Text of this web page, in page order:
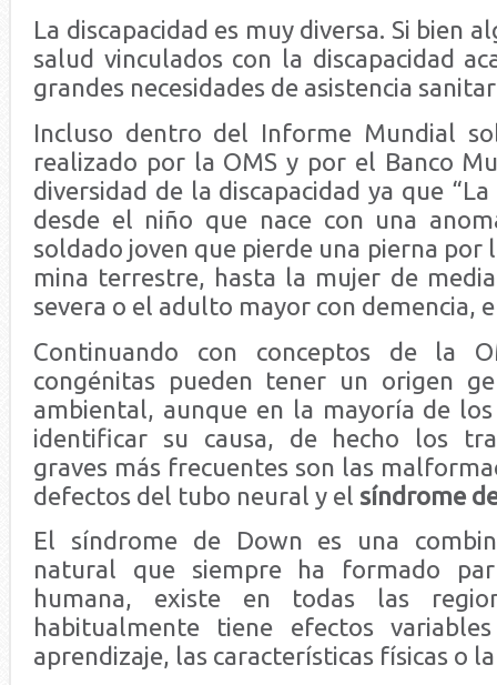
La discapacidad es muy diversa. Si bien
salud vinculados con la discapacidad
grandes necesidades de asistencia
Incluso dentro del Informe Mundial
realizado por la OMS y por el Banco
diversidad de la discapacidad ya que
desde el niño que nace con una
soldado joven que pierde una pierna por
mina terrestre, hasta la mujer de
severa o el adulto mayor con demencia,
Continuando con conceptos de la
congénitas pueden tener un origen
ambiental, aunque en la mayoría de
identificar su causa, de hecho los
graves más frecuentes son las
defectos del tubo neural y el síndrome
El síndrome de Down es una
natural que siempre ha formado
humana, existe en todas las
habitualmente tiene efectos
aprendizaje, las características físicas o